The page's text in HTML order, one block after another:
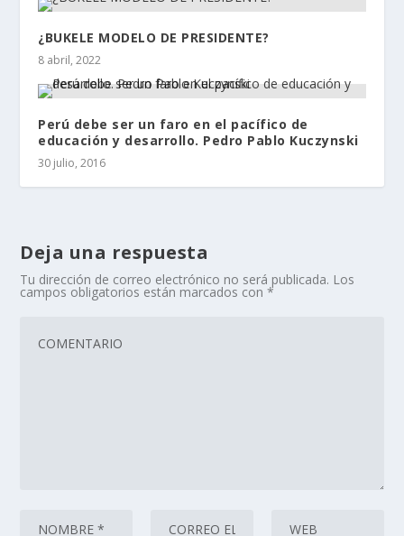
¿BUKELE MODELO DE PRESIDENTE?
8 abril, 2022
Perú debe ser un faro en el pacífico de
educación y desarrollo. Pedro Pablo Kuczynski
30 julio, 2016
Deja una respuesta
Tu dirección de correo electrónico no será publicada. Los
campos obligatorios están marcados con*